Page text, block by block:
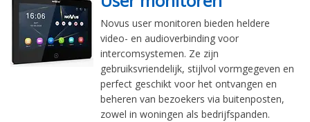
Novus user monitoren bieden heldere
video- en audioverbinding voor
intercomsystemen. Ze zijn
gebruiksvriendelijk, stijlvol vormgegeven en
perfect geschikt voor het ontvangen en
beheren van bezoekers via buitenposten,
zowel in woningen als bedrijfspanden.